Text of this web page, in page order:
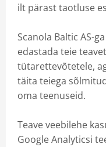
ilt pärast taotluse
Scanola Baltic AS-
edastada teie
tütarettevõtetele,
täita teiega
oma teenuseid.
Teave veebilehe
Google Analyticsi